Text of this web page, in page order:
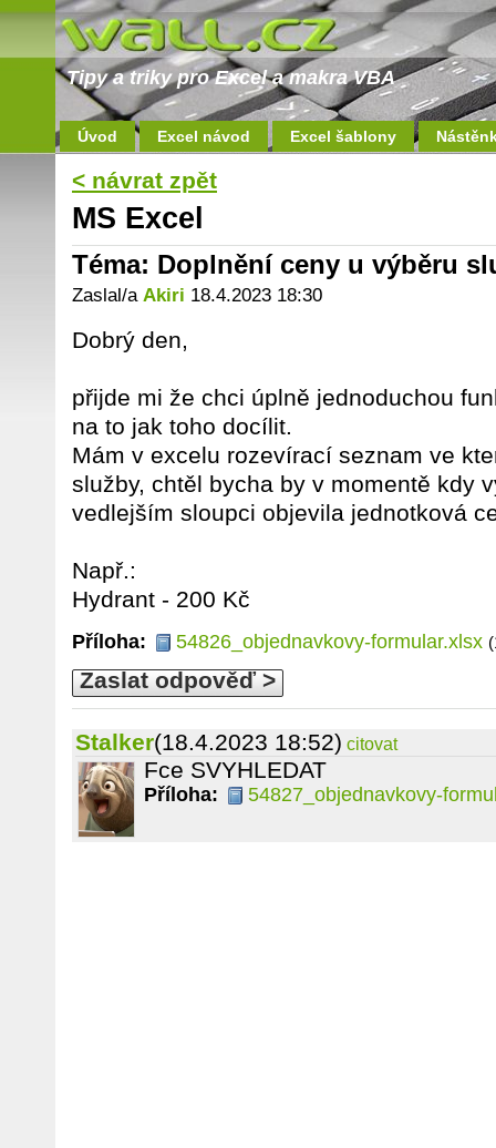
Tipy a triky pro Excel a makra VBA
Úvod Excel návod Excel šablony
< návrat zpět
MS Excel
Téma: Doplnění ceny u výběru
Zaslal/a Akiri 18.4.2023 18:30
Dobrý den,
přijde mi že chci úplně jednoduchou
na to jak toho docílit.
Mám v excelu rozevírací seznam ve
služby, chtěl bycha by v momentě kdy
vedlejším sloupci objevila jednotková
Např.:
Hydrant - 200 Kč
Příloha: 54826_objednavkovy-formular.xlsx
Zaslat odpověď >
Stalker(18.4.2023 18:52) citovat
Fce SVYHLEDAT
Příloha: 54827_objednavkovy-